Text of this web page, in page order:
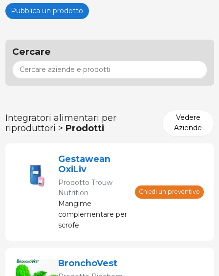
Pubblica un prodotto
Cercare
Integratori alimentari per
riproduttori > Prodotti
Vedere
Aziende
Gestawean
OxiLiv
Prodotto Trouw
Nutrition
Mangime
complementare per
scrofe
Chiedi un preventivo
BronchoVest